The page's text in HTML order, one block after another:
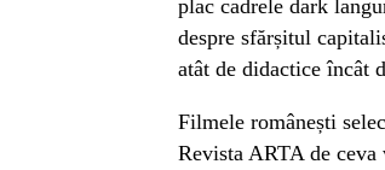
plac cadrele dark
despre sfărșitul
atât de didactice încât
Filmele românești
Revista ARTA de